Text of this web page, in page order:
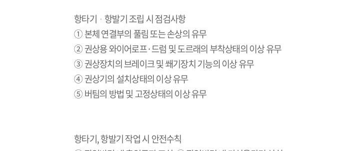
항타기 ᆞ 항발기 조립 시 점검사항
① 본체 연결부의 풀림 또는 손상의 유무
② 권상용 와이어로프·드럼 및 도르래의 부착상태의 이상 유무
③ 권상장치의 브레이크 및 쐐기장치 기능의 이상 유무
④ 권상기의 설치상태의 이상 유무
⑤ 버팀의 방법 및 고정상태의 이상 유무
항타기,항발기 작업 시 안전수칙